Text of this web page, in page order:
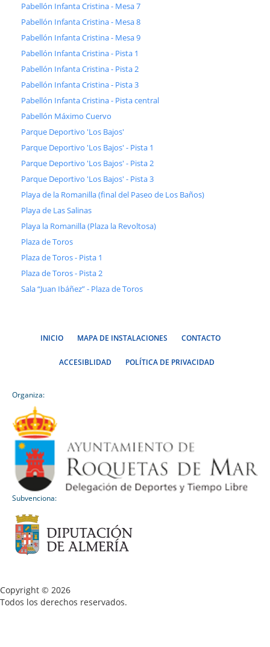
Pabellón Infanta Cristina - Mesa 7
Pabellón Infanta Cristina - Mesa 8
Pabellón Infanta Cristina - Mesa 9
Pabellón Infanta Cristina - Pista 1
Pabellón Infanta Cristina - Pista 2
Pabellón Infanta Cristina - Pista 3
Pabellón Infanta Cristina - Pista central
Pabellón Máximo Cuervo
Parque Deportivo 'Los Bajos'
Parque Deportivo 'Los Bajos' - Pista 1
Parque Deportivo 'Los Bajos' - Pista 2
Parque Deportivo 'Los Bajos' - Pista 3
Playa de la Romanilla (final del Paseo de Los Baños)
Playa de Las Salinas
Playa la Romanilla (Plaza la Revoltosa)
Plaza de Toros
Plaza de Toros - Pista 1
Plaza de Toros - Pista 2
Sala “Juan Ibáñez” - Plaza de Toros
INICIO MAPA DE INSTALACIONES CONTACTO
ACCESIBLIDAD POLÍTICA DE PRIVACIDAD
Organiza:
Subvenciona:
Copyright © 2026
Todos los derechos reservados.